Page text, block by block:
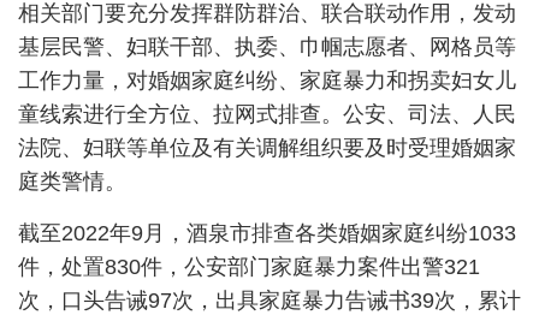
相关部门要充分发挥群防群治、联合联动作用，发动
基层民警、妇联干部、执委、巾帼志愿者、网格员等
工作力量，对婚姻家庭纠纷、家庭暴力和拐卖妇女儿
童线索进行全方位、拉网式排查。公安、司法、人民
法院、妇联等单位及有关调解组织要及时受理婚姻家
庭类警情。
截至2022年9月，酒泉市排查各类婚姻家庭纠纷1033
件，处置830件，公安部门家庭暴力案件出警321
次，口头告诫97次，出具家庭暴力告诫书39次，累计